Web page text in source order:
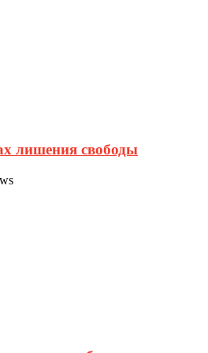
лишения свободы